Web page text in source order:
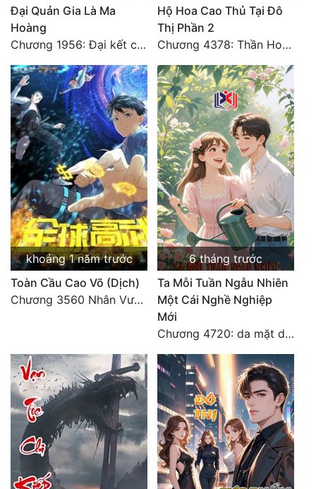
Đại Quản Gia Là Ma
Hoàng
Chương 1956: Đại kết cục
Hộ Hoa Cao Thủ Tại Đô
Thị Phần 2
Chương 4378: Thần Hoàng Hạ Thiên (Đại kết cục) (03)
khoảng 1 năm trước
Toàn Cầu Cao Võ (Dịch)
Chương 3560 Nhân Vương trở về - END
6 tháng trước
Ta Mỗi Tuần Ngẫu Nhiên
Một Cái Nghề Nghiệp
Mới
Chương 4720: da mặt dày